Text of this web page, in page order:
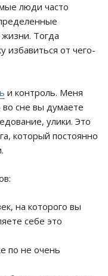
люди часто
Тогда
избавиться от чего-
и контроль. Меня
сне вы думаете
улики. Это
который постоянно
на которого вы
себе это
по не очень